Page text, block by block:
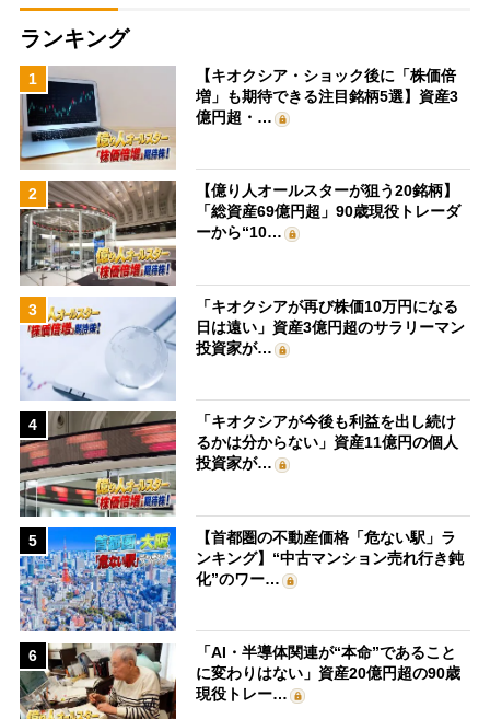
ランキング
1
【キオクシア・ショック後に「株価倍
増」も期待できる注目銘柄5選】資産3
億円超・…
2
【億り人オールスターが狙う20銘柄】
「総資産69億円超」90歳現役トレーダ
ーから“10…
3
「キオクシアが再び株価10万円になる
日は遠い」資産3億円超のサラリーマン
投資家が…
4
「キオクシアが今後も利益を出し続け
るかは分からない」資産11億円の個人
投資家が…
5
【首都圏の不動産価格「危ない駅」ラ
ンキング】“中古マンション売れ行き鈍
化”のワー…
6
「AI・半導体関連が“本命”であること
に変わりはない」資産20億円超の90歳
現役トレー…